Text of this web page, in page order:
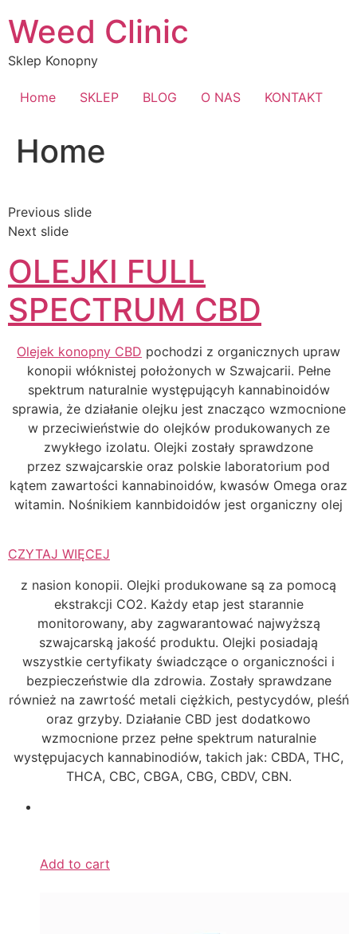
do
treści
Weed Clinic
Sklep Konopny
Home SKLEP BLOG O NAS KONTAKT
Home
Previous slide
Next slide
OLEJKI FULL
SPECTRUM CBD
Olejek konopny CBD pochodzi z organicznych upraw
konopii włóknistej położonych w Szwajcarii. Pełne
spektrum naturalnie występującyh kannabinoidów
sprawia, że działanie olejku jest znacząco wzmocnione
w przeciwieństwie do olejków produkowanych ze
zwykłego izolatu. Olejki zostały sprawdzone
przez szwajcarskie oraz polskie laboratorium pod
kątem zawartości kannabinoidów, kwasów Omega oraz
witamin. Nośnikiem kannbidoidów jest organiczny olej
CZYTAJ WIĘCEJ
z nasion konopii. Olejki produkowane są za pomocą
ekstrakcji CO2. Każdy etap jest starannie
monitorowany, aby zagwarantować najwyższą
szwajcarską jakość produktu. Olejki posiadają
wszystkie certyfikaty świadczące o organiczności i
bezpieczeństwie dla zdrowia. Zostały sprawdzane
również na zawrtość metali ciężkich, pestycydów, pleśń
oraz grzyby. Działanie CBD jest dodatkowo
wzmocnione przez pełne spektrum naturalnie
występujacych kannabinodiów, takich jak: CBDA, THC,
THCA, CBC, CBGA, CBG, CBDV, CBN.
Add to cart